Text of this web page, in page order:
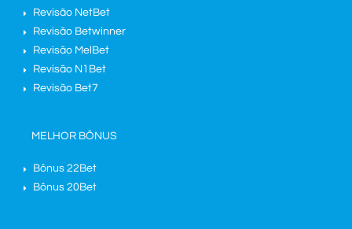
Revisão NetBet
Revisão Betwinner
Revisão MelBet
Revisão N1Bet
Revisão Bet7
MELHOR BÔNUS
Bônus 22Bet
Bônus 20Bet